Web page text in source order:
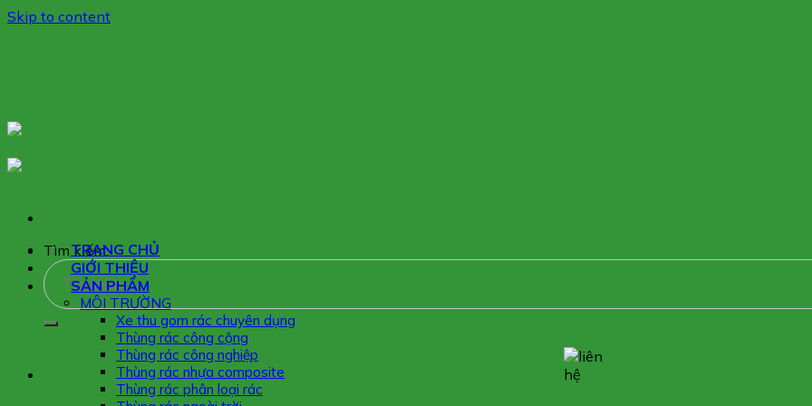
Skip to content
Tìm kiếm:
TRANG CHỦ
GIỚI THIỆU
SẢN PHẨM
MÔI TRƯỜNG
Xe thu gom rác chuyên dụng
Thùng rác công cộng
Thùng rác công nghiệp
Thùng rác nhựa composite
Thùng rác phân loại rác